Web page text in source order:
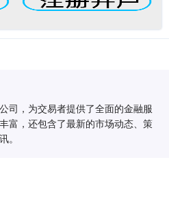
司，为交易者提供了全面的金融服
富，还包含了最新的市场动态、策
。